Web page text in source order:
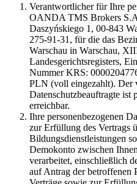
Verantwortlicher für Ihre
OANDA TMS Brokers
Daszyńskiego 1, 00-843
275-91-31, für die das
Warschau in Warschau,
Landesgerichtsregisters,
Nummer KRS:
PLN (voll eingezahlt). Der
Datenschutzbeauftragte ist
erreichbar.
Ihre personenbezogenen
zur Erfüllung des Vertrags
Bildungsdienstleistungen
Demokonto zwischen
verarbeitet, einschließlich
auf Antrag der betroffenen